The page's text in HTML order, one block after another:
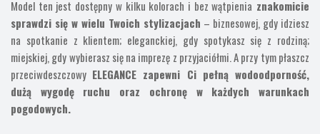
Model ten jest dostępny w kilku kolorach i bez wątpienia znakomicie
sprawdzi się w wielu Twoich stylizacjach – biznesowej, gdy idziesz
na spotkanie z klientem; eleganckiej, gdy spotykasz się z rodziną;
miejskiej, gdy wybierasz się na imprezę z przyjaciółmi. A przy tym płaszcz
przeciwdeszczowy ELEGANCE zapewni Ci pełną wodoodporność,
dużą wygodę ruchu oraz ochronę w każdych warunkach
pogodowych.